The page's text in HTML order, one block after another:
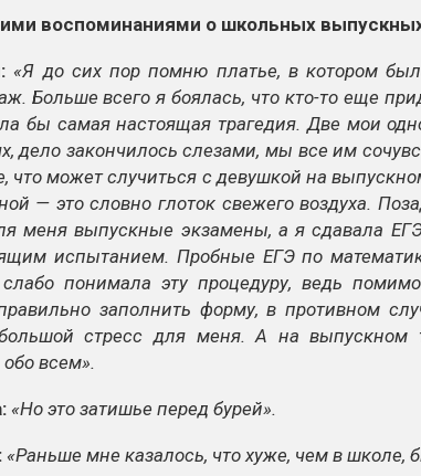
воспоминаниями о школьных
«Я до сих пор помню платье, в котором
Больше всего я боялась, что кто-то еще
бы самая настоящая трагедия. Две мои
дело закончилось слезами, мы все им
что может случиться с девушкой на
— это словно глоток свежего воздуха.
меня выпускные экзамены, а я сдавала
испытанием. Пробные ЕГЭ по
понимала эту процедуру, ведь
заполнить форму, в противном
стресс для меня. А на выпускном
всем».
«Но это затишье перед бурей».
«Раньше мне казалось, что хуже, чем в школе,